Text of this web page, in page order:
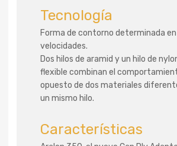
Tecnología
Forma de contorno determinada
velocidades.
Dos hilos de aramid y un hilo de
flexible combinan el
opuesto de dos materiales
un mismo hilo.
Características